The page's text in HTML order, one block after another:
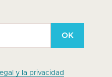
y la privacidad